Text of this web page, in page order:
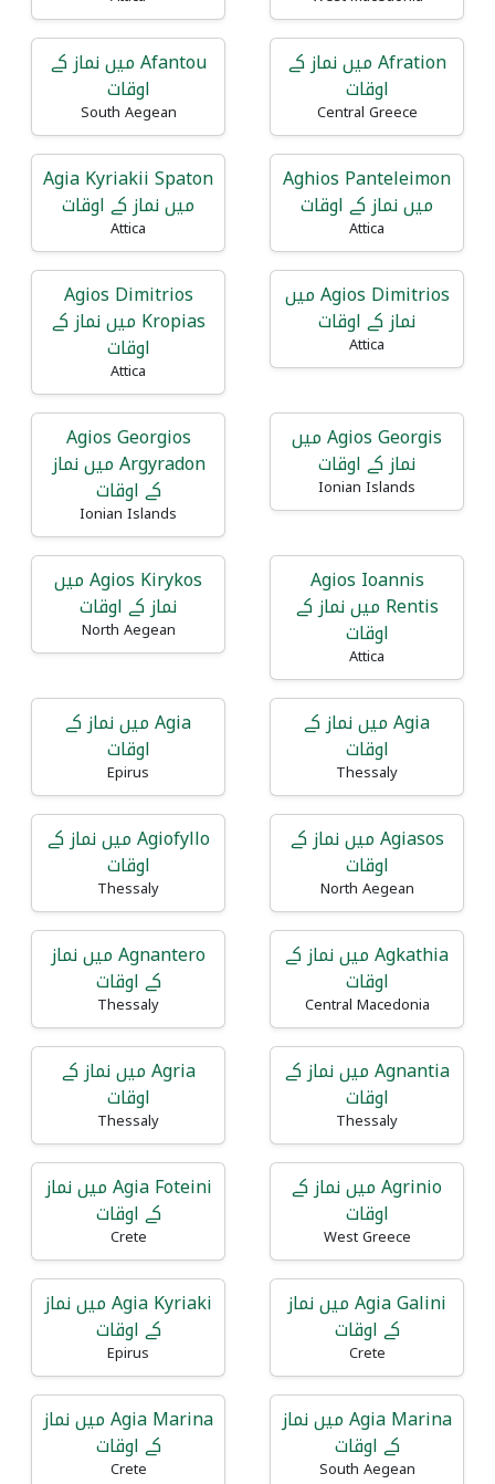
Afration میں نماز کے
اوقات
Central Greece
Afantou میں نماز کے
اوقات
South Aegean
Aghios Panteleimon
میں نماز کے اوقات
Attica
Agia Kyriakii Spaton
میں نماز کے اوقات
Attica
Agios Dimitrios میں
نماز کے اوقات
Attica
Agios Dimitrios
Kropias میں نماز کے
اوقات
Attica
Agios Georgis میں
نماز کے اوقات
Ionian Islands
Agios Georgios
Argyradon میں نماز
کے اوقات
Ionian Islands
Agios Ioannis
Rentis میں نماز کے
اوقات
Attica
Agios Kirykos میں
نماز کے اوقات
North Aegean
Agia میں نماز کے
اوقات
Thessaly
Agia میں نماز کے
اوقات
Epirus
Agiasos میں نماز کے
اوقات
North Aegean
Agiofyllo میں نماز کے
اوقات
Thessaly
Agkathia میں نماز کے
اوقات
Central Macedonia
Agnantero میں نماز
کے اوقات
Thessaly
Agnantia میں نماز کے
اوقات
Thessaly
Agria میں نماز کے
اوقات
Thessaly
Agrinio میں نماز کے
اوقات
West Greece
Agia Foteini میں نماز
کے اوقات
Crete
Agia Galini میں نماز
کے اوقات
Crete
Agia Kyriaki میں نماز
کے اوقات
Epirus
Agia Marina میں نماز
کے اوقات
South Aegean
Agia Marina میں نماز
کے اوقات
Crete